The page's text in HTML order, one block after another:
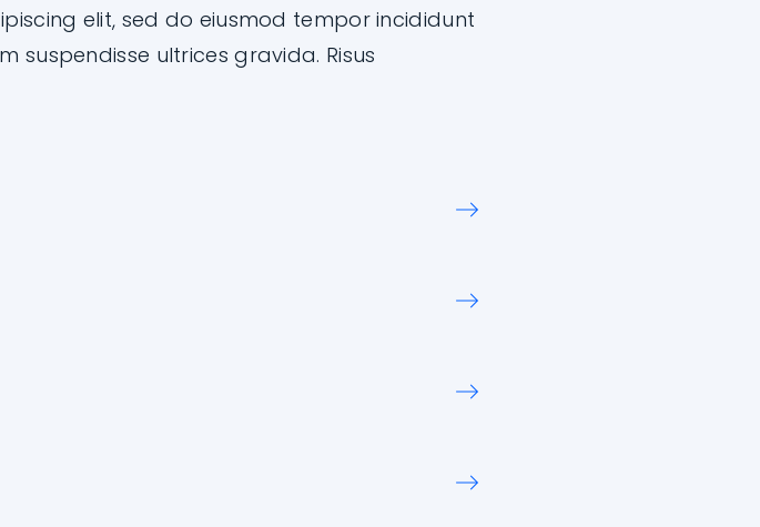
elit, sed do eiusmod tempor incididunt
suspendisse ultrices gravida. Risus